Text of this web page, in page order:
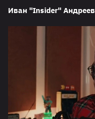
Иван "Insider" Андреев